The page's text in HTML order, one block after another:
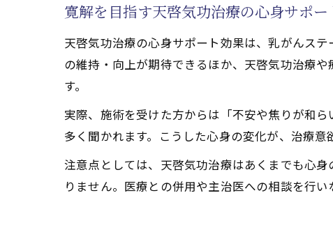
寛解を目指す天啓気功治療の心身サポー
天啓気功治療の心身サポート効果は、乳がんス
の維持・向上が期待できるほか、天啓気功治療
す。
実際、施術を受けた方からは「不安や焦りが和
多く聞かれます。こうした心身の変化が、治療
注意点としては、天啓気功治療はあくまでも心
りません。医療との併用や主治医への相談を行